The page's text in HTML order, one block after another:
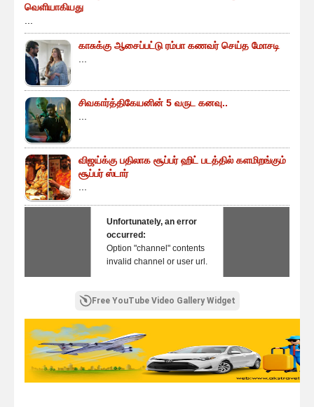
வெளியாகியது
காசுக்கு ஆசைப்பட்டு ரம்பா கணவர் செய்த மோசடி
சிவகார்த்திகேயனின் 5 வருட கனவு..
விஜய்க்கு பதிலாக சூப்பர் ஹிட் படத்தில் களமிறங்கும்
சூப்பர் ஸ்டார்
Unfortunately, an error
occurred:
Option "channel" contents
invalid channel or user url.
Free YouTube Video Gallery Widget